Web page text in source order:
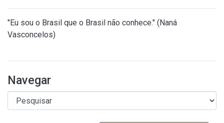
"Eu sou o Brasil que o Brasil não conhece." (Naná
Vasconcelos)
Navegar